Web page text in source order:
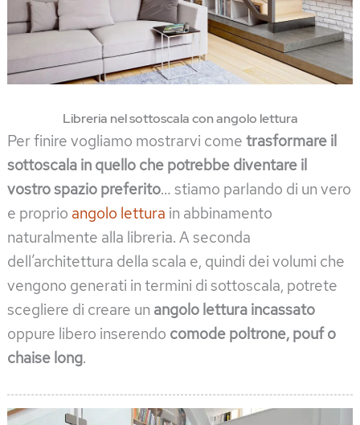
Libreria nel sottoscala con angolo lettura
Per finire vogliamo mostrarvi come trasformare il
sottoscala in quello che potrebbe diventare il
vostro spazio preferito… stiamo parlando di un vero
e proprio angolo lettura in abbinamento
naturalmente alla libreria. A seconda
dell’architettura della scala e, quindi dei volumi che
vengono generati in termini di sottoscala, potrete
scegliere di creare un angolo lettura incassato
oppure libero inserendo comode poltrone, pouf o
chaise long.